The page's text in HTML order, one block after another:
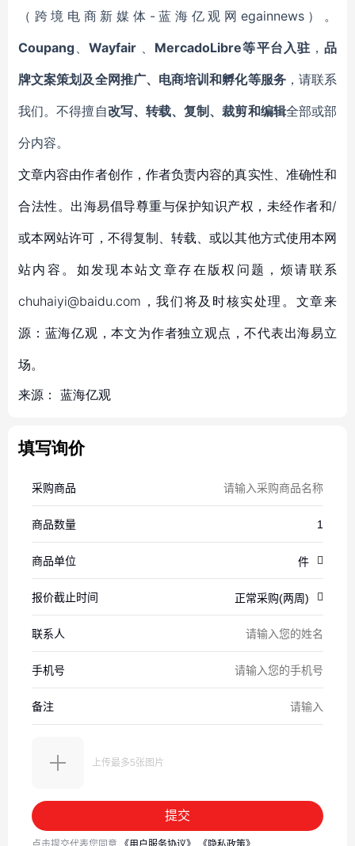
（跨境电商新媒体-蓝海亿观网egainnews）。
Coupang、Wayfair 、 MercadoLibre等平台入驻 ，品
牌文案策划及全网推广、电商培训和孵化等服务，请联系
我们。不得擅自改写、转载、复制、裁剪和编辑全部或部
分内容。
文章内容由作者创作，作者负责内容的真实性、准确性和
合法性。出海易倡导尊重与保护知识产权，未经作者和/
或本网站许可，不得复制、转载、或以其他方式使用本网
站内容。如发现本站文章存在版权问题，烦请联系
chuhaiyi@baidu.com，我们将及时核实处理。文章来
源：蓝海亿观，本文为作者独立观点，不代表出海易立
场。
来源： 蓝海亿观
填写询价